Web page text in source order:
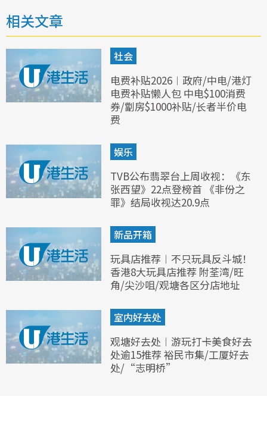
相关文章
社会
电费补贴2026︱政府/中电/港灯
电费补贴懒人包 中电$100消费
券/劏房$1000补贴/长者半价电
费
娱乐
TVB公布翡翠台上周收视：《东
张西望》22点登榜首 《非份之
罪》结局收视达20.9点
新品开箱
玩具店推荐︱不只玩具反斗城！
香港8大玩具店推荐 附荃湾/旺
角/尖沙咀/观塘各区分店地址
室内好去处
观塘好去处︱游玩打卡美食好去
处逾15推荐 裕民市集/工厦好去
处/“志明桥”